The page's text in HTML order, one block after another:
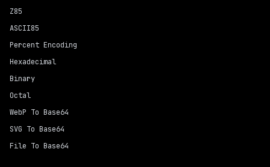
Z85
ASCII85
Percent Encoding
Hexadecimal
Binary
Octal
WebP To Base64
SVG To Base64
File To Base64